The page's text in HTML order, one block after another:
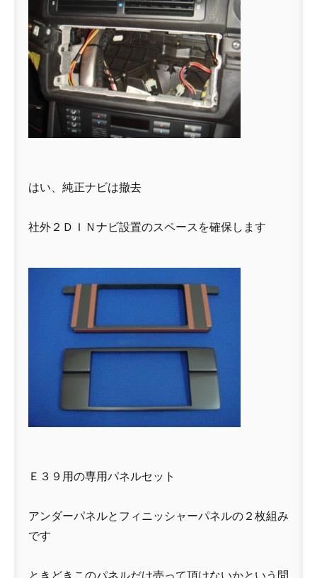
はい、純正ナビは撤去
社外２ＤＩＮナビ設置のスペースを確保します
Ｅ３９用の専用パネルセット
アンダーパネルとフィニッシャーパネルの２枚組み
です
ときどきこのパネルだけ売って頂けないかという問